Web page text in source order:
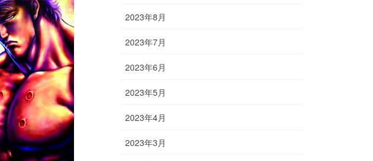
2023年8月
2023年7月
2023年6月
2023年5月
2023年4月
2023年3月